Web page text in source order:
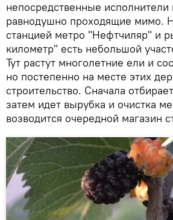
непосредственные исполнители
равнодушно проходящие мимо.
станцией метро "Нефтчиляр" и
километр" есть небольшой
Тут растут многолетние ели и
но постепенно на месте этих
строительство. Сначала
затем идет вырубка и очистка
возводится очередной магазин